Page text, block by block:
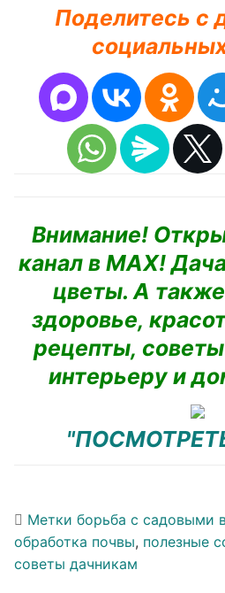
Поделитесь с
Внимание!
канал в MAX!
цветы. А
здоровье,
рецепты,
интерьеру и
Метки борьба с садовыми
обработка почвы, полезные
советы дачникам